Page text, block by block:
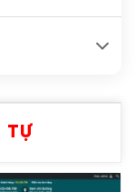
TỰ